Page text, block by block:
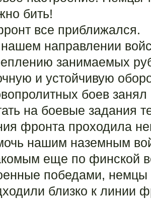
бить!
все приближался.
направлении
занимаемых
и устойчивую
боев
на боевые задания
фронта проходила
нашим наземным
еще по финской
победами, немцы
близко к линии